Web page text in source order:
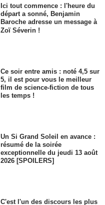
Ici tout commence : l'heure du
départ a sonné, Benjamin
Baroche adresse un message à
Zoï Séverin !
Ce soir entre amis : noté 4,5 sur
5, il est pour vous le meilleur
film de science-fiction de tous
les temps !
Un Si Grand Soleil en avance :
résumé de la soirée
exceptionnelle du jeudi 13 août
2026 [SPOILERS]
C'est l'un des discours les plus